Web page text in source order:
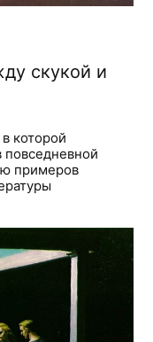
скукой и
которой
повседневной
примеров